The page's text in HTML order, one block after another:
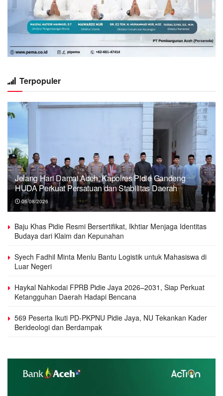
Terpopuler
Jelang Hari Damai Aceh, Kapolres Pidie Gandeng
HUDA Perkuat Persatuan dan Stabilitas Daerah
06/08/2026
Baju Khas Pidie Resmi Bersertifikat, Ikhtiar Menjaga Identitas
Budaya dari Klaim dan Kepunahan
Syech Fadhil Minta Menlu Bantu Logistik untuk Mahasiswa di
Luar Negeri
Haykal Nahkodai FPRB Pidie Jaya 2026–2031, Siap Perkuat
Ketangguhan Daerah Hadapi Bencana
569 Peserta Ikuti PD-PKPNU Pidie Jaya, NU Tekankan Kader
Berideologi dan Berdampak